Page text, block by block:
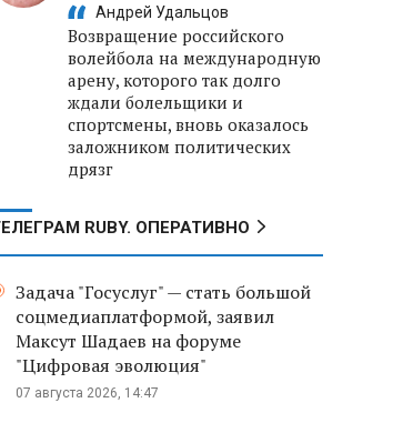
Андрей Удальцов
Возвращение российского
волейбола на международную
арену, которого так долго
ждали болельщики и
спортсмены, вновь оказалось
заложником политических
дрязг
RUBY. ОПЕРАТИВНО
Задача "Госуслуг" — стать большой
соцмедиаплатформой, заявил
Максут Шадаев на форуме
"Цифровая эволюция"
07 августа 2026, 14:47